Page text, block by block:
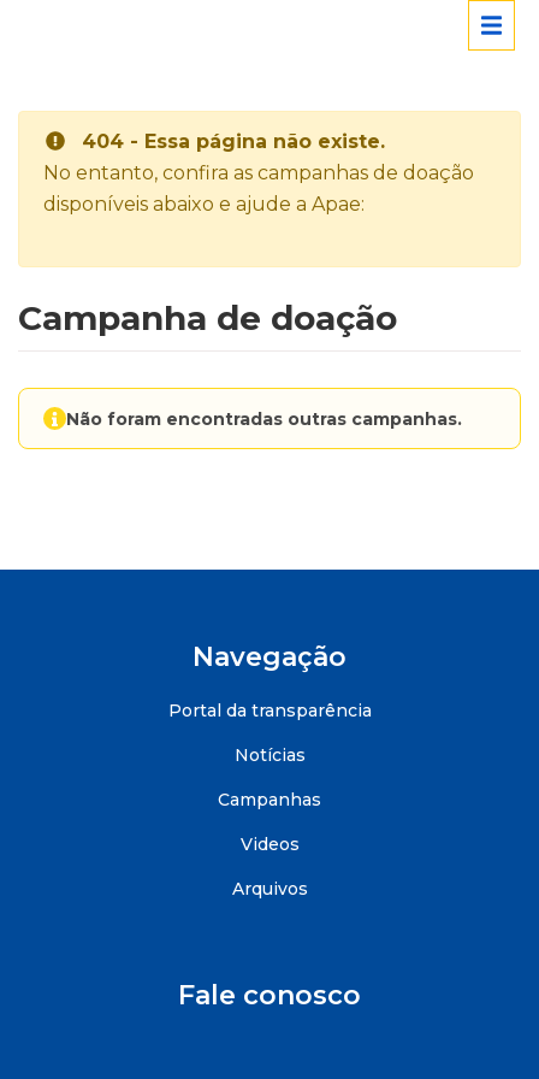
404 - Essa página não existe.
No entanto, confira as campanhas de doação
disponíveis abaixo e ajude a Apae:
Campanha de doação
Não foram encontradas outras campanhas.
Navegação
Portal da transparência
Notícias
Campanhas
Videos
Arquivos
Fale conosco